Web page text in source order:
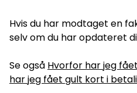
Hvis du har modtaget en
selv om du har opdateret
Se også Hvorfor har jeg
har jeg fået gult kort i